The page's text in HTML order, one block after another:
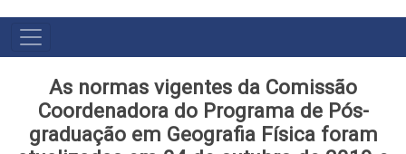
NAVEGACIÓN
PRINCIPAL
As normas vigentes da Comissão
Coordenadora do Programa de Pós-
graduação em Geografia Física foram